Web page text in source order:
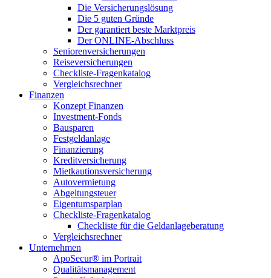
Die Versicherungslösung
Die 5 guten Gründe
Der garantiert beste Marktpreis
Der ONLINE-Abschluss
Seniorenversicherungen
Reiseversicherungen
Checkliste-Fragenkatalog
Vergleichsrechner
Finanzen
Konzept Finanzen
Investment-Fonds
Bausparen
Festgeldanlage
Finanzierung
Kreditversicherung
Mietkautionsversicherung
Autovermietung
Abgeltungsteuer
Eigentumsparplan
Checkliste-Fragenkatalog
Checkliste für die Geldanlageberatung
Vergleichsrechner
Unternehmen
ApoSecur® im Portrait
Qualitätsmanagement